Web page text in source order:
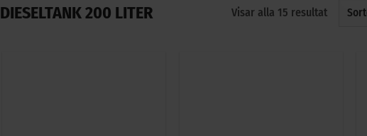
DIESELTANK 200 LITER Visar alla 15 resultatSortera